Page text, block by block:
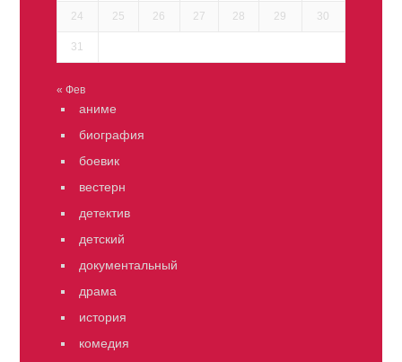
24 25 26 27 28 29 30
31
« Фев
аниме
биография
боевик
вестерн
детектив
детский
документальный
драма
история
комедия